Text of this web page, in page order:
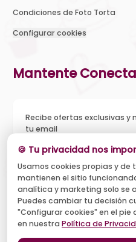
Condiciones de Foto Torta
Configurar cookies
Mantente
Recibe ofertas exclusivas
tu email
Acepto recibir novedades y
email según la Política de
cuando quiera.
🍪 Tu privacidad nos
Usamos cookies propias y de
mantienen el sitio
analítica y marketing solo se
Puedes cambiar tu decisión
"Configurar cookies" en el
en nuestra Política de